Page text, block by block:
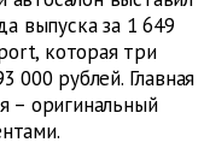
выпуска за 1 649
которая три
000 рублей. Главная
– оригинальный